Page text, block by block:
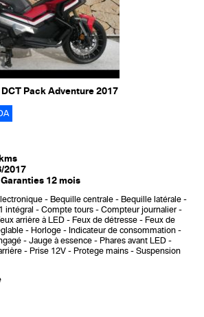
DCT Pack Adventure 2017
2017
12 mois
Bequille centrale
Bequille latérale
intégral Compte tours
Compteur journalier
arrière à LED Feux de détresse
Feux de
Horloge
Indicateur de consommation
Jauge à essence
Phares avant LED
Prise 12V Protege mains
Suspension